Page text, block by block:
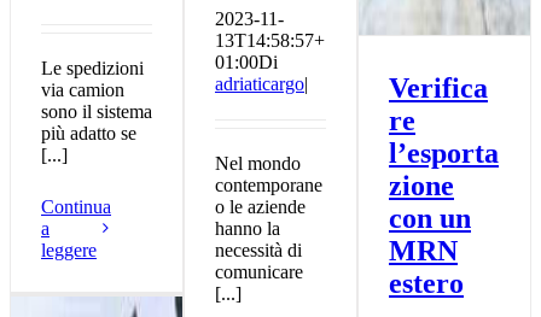
2023-11-
13T14:58:57+
01:00Di
adriaticargo|
Nel mondo
contemporane
o le aziende
hanno la
necessità di
comunicare
[...]
Le spedizioni
via camion
sono il sistema
più adatto se
[...]
Continua
a
leggere
Verifica
re
l’esporta
zione
con un
MRN
estero